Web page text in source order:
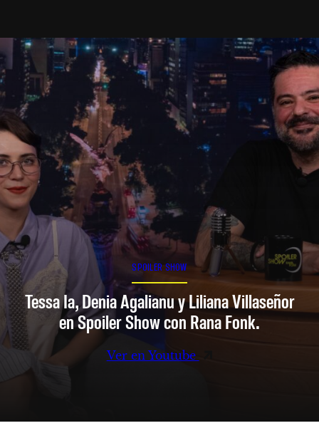
SPOILER SHOW
Tessa Ia, Denia Agalianu y Liliana Villaseñor
en Spoiler Show con Rana Fonk.
Ver en Youtube